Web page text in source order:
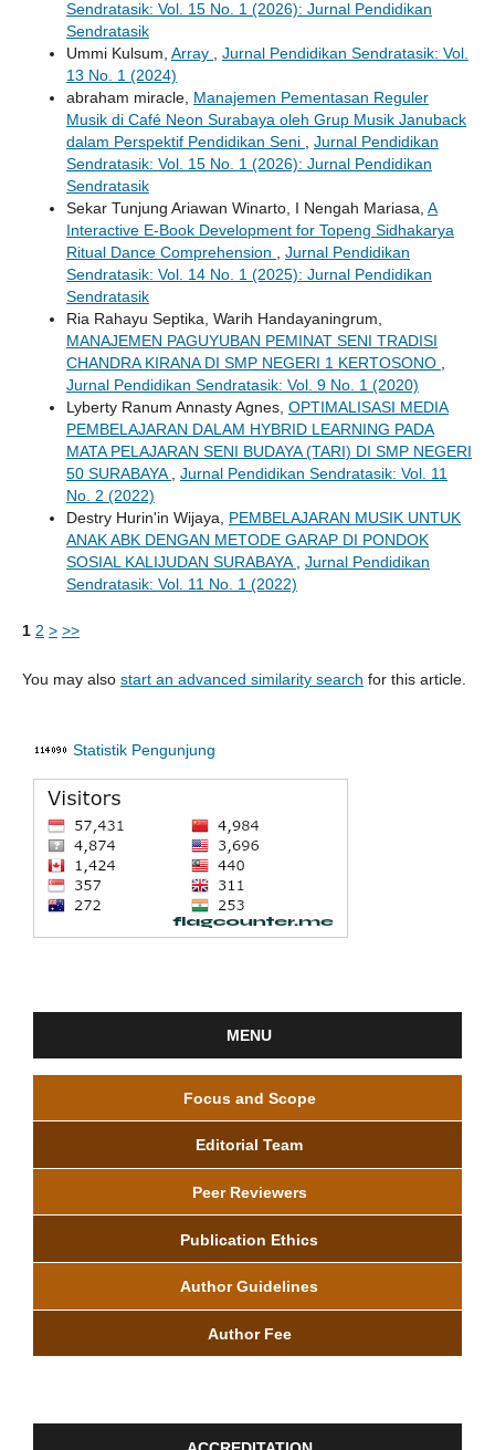
Sendratasik: Vol. 15 No. 1 (2026): Jurnal Pendidikan
Sendratasik
Ummi Kulsum, Array
Jurnal Pendidikan Sendratasik: Vol.
13 No. 1 (2024)
abraham miracle, Manajemen Pementasan Reguler
Musik di Café Neon Surabaya oleh Grup Musik Januback
dalam Perspektif Pendidikan Seni
Jurnal Pendidikan
Sendratasik: Vol. 15 No. 1 (2026): Jurnal Pendidikan
Sendratasik
Sekar Tunjung Ariawan Winarto, I Nengah Mariasa, A
Interactive E-Book Development for Topeng Sidhakarya
Ritual Dance Comprehension
Jurnal Pendidikan
Sendratasik: Vol. 14 No. 1 (2025): Jurnal Pendidikan
Sendratasik
Ria Rahayu Septika, Warih Handayaningrum,
MANAJEMEN PAGUYUBAN PEMINAT SENI TRADISI
CHANDRA KIRANA DI SMP NEGERI 1 KERTOSONO
Jurnal Pendidikan Sendratasik: Vol. 9 No. 1 (2020)
Lyberty Ranum Annasty Agnes, OPTIMALISASI MEDIA
PEMBELAJARAN DALAM HYBRID LEARNING PADA
MATA PELAJARAN SENI BUDAYA (TARI) DI SMP NEGERI
50 SURABAYA
Jurnal Pendidikan Sendratasik: Vol. 11
No. 2 (2022)
Destry Hurin'in Wijaya, PEMBELAJARAN MUSIK UNTUK
ANAK ABK DENGAN METODE GARAP DI PONDOK
SOSIAL KALIJUDAN SURABAYA
Jurnal Pendidikan
Sendratasik: Vol. 11 No. 1 (2022)
1 2 > >>
You may also start an advanced similarity search for this article.
Statistik Pengunjung
MENU
Focus and Scope
Editorial Team
Peer Reviewers
Publication Ethics
Author Guidelines
Author Fee